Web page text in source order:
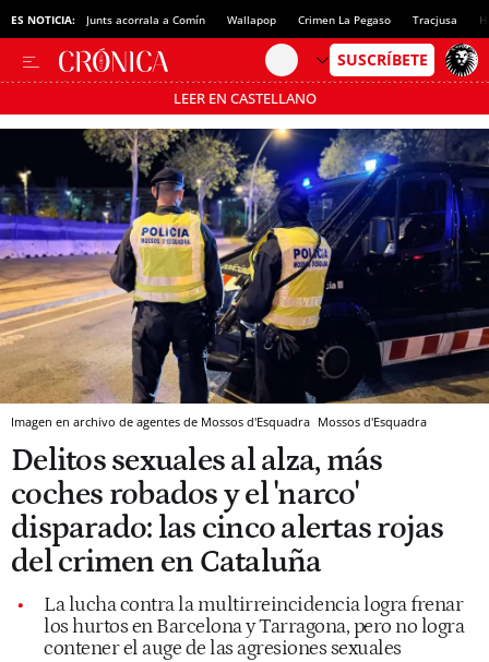
ES NOTICIA: Junts acorrala a Comín Wallapop Crimen La Pegaso Tracjusa
LEER EN CASTELLANO
Pásate al MODO AHORRO
Imagen en archivo de agentes de Mossos d'Esquadra Mossos d'Esquadra
Delitos sexuales al alza, más
coches robados y el 'narco'
disparado: las cinco alertas rojas
del crimen en Cataluña
La lucha contra la multirreincidencia logra frenar
los hurtos en Barcelona y Tarragona, pero no logra
contener el auge de las agresiones sexuales